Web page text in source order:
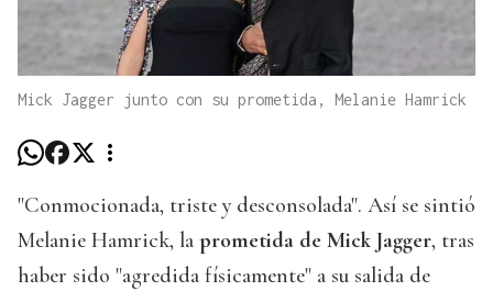
Mick Jagger junto con su prometida, Melanie Hamrick
"Conmocionada, triste y desconsolada". Así se sintió
Melanie Hamrick, la prometida de Mick Jagger, tras
haber sido "agredida físicamente" a su salida de